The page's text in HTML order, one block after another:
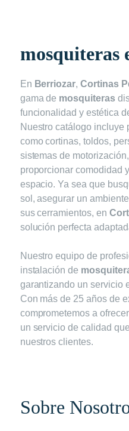
mosquiteras
En Berriozar,Cortinas
gama de mosquiteras
funcionalidad y estética
Nuestro catálogo incluye
como cortinas, toldos,
sistemas de
proporcionar comodidad
espacio. Ya sea que
sol, asegurar un
sus cerramientos, en
solución perfecta
Nuestro equipo de
instalación de
garantizando un servicio
Con más de 25 años de
comprometemos a
un servicio de calidad
nuestros clientes.
Sobre